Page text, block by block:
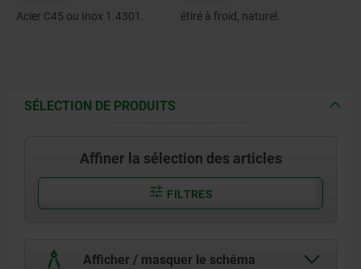
Acier C45 ou Inox 1.4301. étiré à froid, naturel.
SÉLECTION DE PRODUITS
Affiner la sélection des articles
FILTRES
Afficher / masquer le schéma